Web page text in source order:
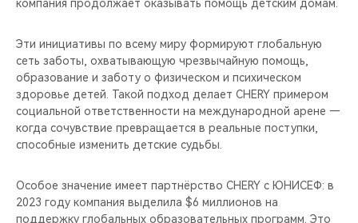
компания продолжает оказывать помощь детским домам.
Эти инициативы по всему миру формируют глобальную
сеть заботы, охватывающую чрезвычайную помощь,
образование и заботу о физическом и психическом
здоровье детей. Такой подход делает CHERY примером
социальной ответственности на международной арене —
когда сочувствие превращается в реальные поступки,
способные изменить детские судьбы.
Особое значение имеет партнёрство CHERY с ЮНИСЕФ: в
2023 году компания выделила $6 миллионов на
поддержку глобальных образовательных программ. Это